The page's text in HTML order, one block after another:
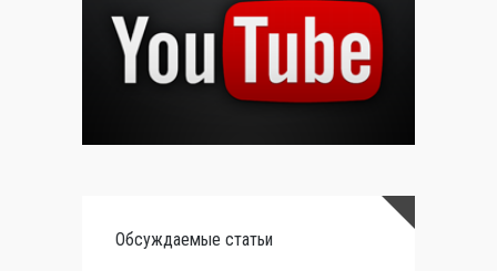
Обсуждаемые статьи